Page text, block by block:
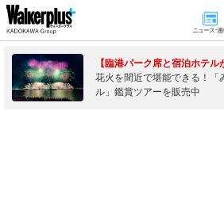
ニュース･連
【臨港パーク席と宿泊ホテル
花火を間近で堪能できる！「
ル」鑑賞ツアーを販売中